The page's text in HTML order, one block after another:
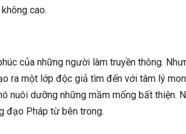
cao.
của những người làm truyền thông.
ra một lớp độc giả tìm đến với tâm lý
nuôi dưỡng những mầm mống bất thiện.
đạo Pháp từ bên trong.